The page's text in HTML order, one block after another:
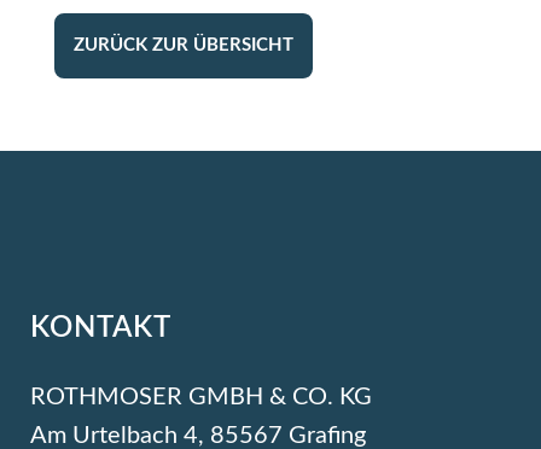
ZURÜCK ZUR ÜBERSICHT
KONTAKT
ROTHMOSER GMBH & CO. KG
Am Urtelbach 4, 85567 Grafing